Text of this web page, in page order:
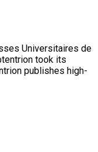
Universitaires de
took its
publishes high-